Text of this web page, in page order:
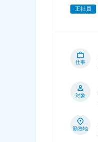
正社員
仕事
対象
勤務地